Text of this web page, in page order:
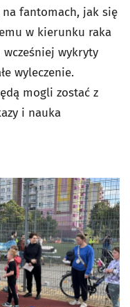
fantomach, jak się
w kierunku raka
wykryty
wyleczenie.
mogli zostać z
i nauka